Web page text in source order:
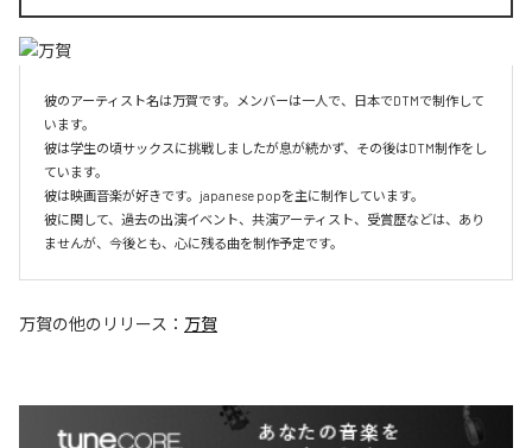
彼のアーティスト名は万賀です。メンバーは一人で、日本でDTMで制作して
います。
彼は学生の頃サックスに挑戦しましたが息が続かず、その後はDTM制作をし
ています。
彼は映画音楽が好きです。japanese popを主に制作しています。
彼に関して、過去の出演イベント、共演アーティスト、受賞歴などは、あり
ませんが、今後とも、心に残る曲を制作予定です。
万賀の他のリリース： 万賀